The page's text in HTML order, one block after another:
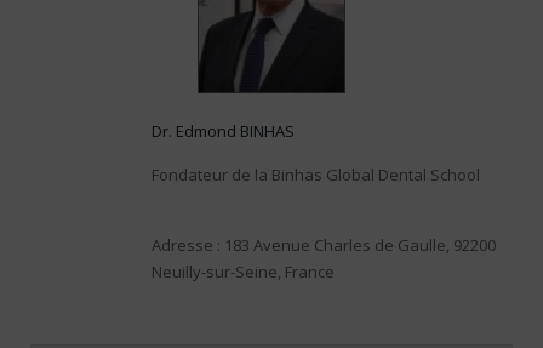
Dr. Edmond BINHAS
Fondateur de la Binhas Global Dental School
Adresse : 183 Avenue Charles de Gaulle, 92200
Neuilly-sur-Seine, France